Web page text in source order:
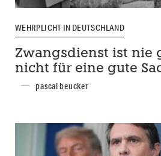
WEHRPLICHT IN DEUTSCHLAND
Zwangsdienst ist nie
nicht für eine gute
pascal beucker